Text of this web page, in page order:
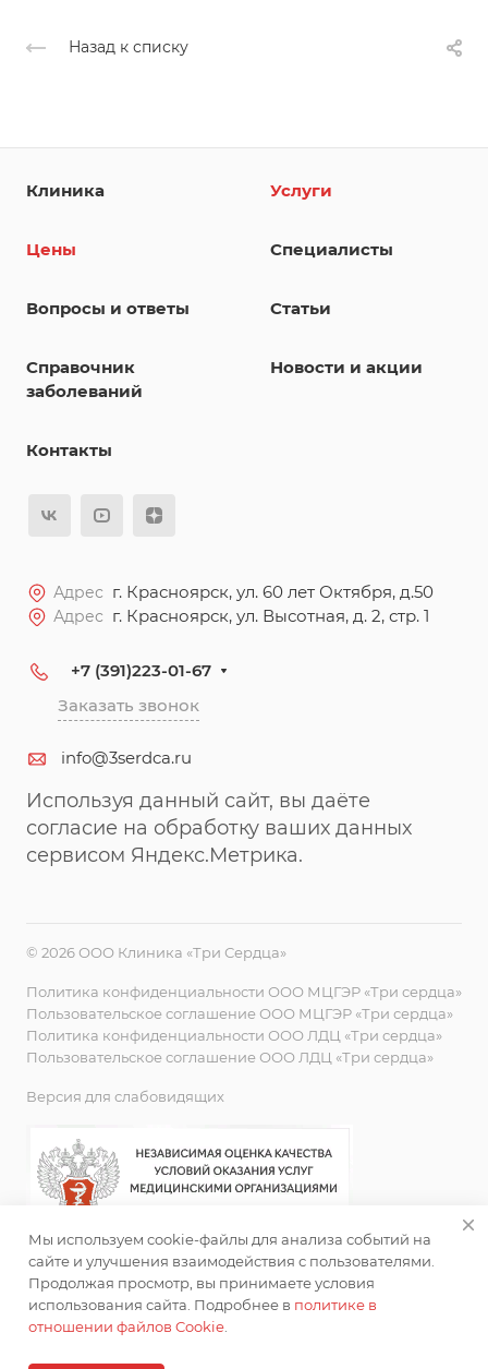
Назад к списку
Клиника Услуги
Цены Специалисты
Вопросы и ответы Статьи
Справочник
заболеваний
Новости и акции
Контакты
Адрес г. Красноярск, ул. 60 лет Октября, д.50
Адрес г. Красноярск, ул. Высотная, д. 2, стр. 1
+7 (391)223-01-67
Заказать звонок
info@3serdca.ru
Используя данный сайт, вы даёте
согласие на обработку ваших данных
сервисом Яндекс.Метрика.
© 2026 ООО Клиника «Три Сердца»
Политика конфиденциальности ООО МЦГЭР «Три сердца»
Пользовательское соглашение ООО МЦГЭР «Три сердца»
Политика конфиденциальности ООО ЛДЦ «Три сердца»
Пользовательское соглашение ООО ЛДЦ «Три сердца»
Версия для слабовидящих
ИМЕЮТСЯ ПРОТИВОПОКАЗАНИЯ. НЕОБХОДИМА
Мы используем cookie-файлы для анализа событий на
сайте и улучшения взаимодействия с пользователями.
Продолжая просмотр, вы принимаете условия
использования сайта. Подробнее в политике в
отношении файлов Cookie